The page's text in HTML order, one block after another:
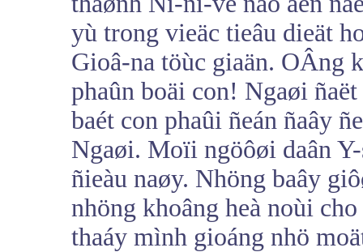
yù trong vieäc tieâu dieät
Gioâ-na töùc giaän. OÂng
phaûn boäi con! Ngaøi
baét con phaûi ñeán ñaây
Ngaøi. Moïi ngöôøi daân
ñieàu naøy. Nhöng baây
nhöng khoâng heà noùi
thaáy mình gioáng nhö